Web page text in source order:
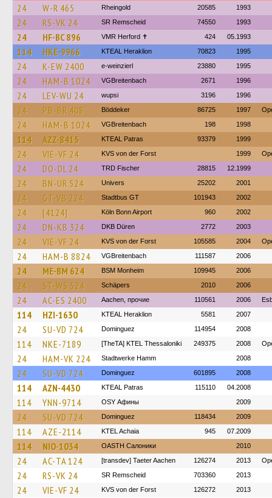
24 W-R 465 Rheingold 20585 1993
24 RS-VK 24 SR Remscheid 74550 1993
24 HF-BC 896 VMR Herford ✝ 424 05.1993
114 HKE-9966 KTEAL Heraklion 70823 1995
24 K-EW 2400 e-weinzierl 23880 1995
24 HAM-B 1024 VGBreitenbach 2671 1996
24 LEV-WU 24 wupsi 3196 1996
24 PB-BR 408 Böddeker 86725 1997
24 HAM-B 1024 VGBreitenbach 198 1998
114 AZZ-8415 KTEAL Patras 93379 1999
24 VIE-VF 24 KVS von der Forst 1999
24 DO-DL 24 TRD Fischer 28815 12.1999
24 BN-UR 524 Univers 25202 2001
24 GT-VB 224 Stadtbus GT 101943 2002
24 [4124] Köln Bonn Airport 960 2002
24 DN-KB 324 DKB Düren 2772 2003
24 VIE-VF 24 KVS von der Forst 105585 2004
24 HAM-B 8824 VGBreitenbach 111587 2006
24 ME-BM 624 BSM Monheim 109945 2006
24 ST-WS 524 Schäpers 2010 2006
24 AC-ES 2400 Aachen, прочие 110561 2006
114 HZI-1630 KTEAL Heraklion 5581 2007
24 SU-VD 724 Dominguez 114954 2008
114 NKE-7189 [TheTA] KTEL Thessaloniki 249375 2008
24 HAM-VK 224 Stadtwerke Hamm 2008
24 SU-VD 724 Dominguez 601895 2008
114 AZN-4430 KTEAL Patras 115110 04.2008
114 YNN-9714 OSY Афины 2009
24 SU-VD 724 Dominguez 118434 2009
114 AZE-2114 KTEL Achaia 945 07.2009
114 NIO-1034 OASTH Салоники 2010
24 AC-TA 124 [transdev] Taeter Aachen 126274 2013
24 RS-VK 24 SR Remscheid 703360 2013
24 VIE-VF 24 KVS von der Forst 126272 2013